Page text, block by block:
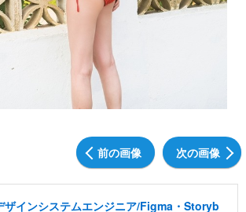
前の画像 次の画像
ザインシステムエンジニア/Figma・Storyb